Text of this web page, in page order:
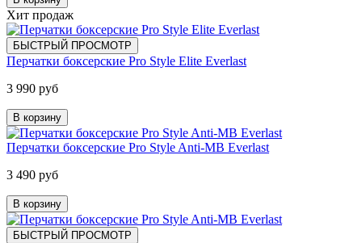
Хит продаж
БЫСТРЫЙ ПРОСМОТР
Перчатки боксерские Pro Style Elite Everlast
3 990 руб
В корзину
Перчатки боксерские Pro Style Anti-MB Everlast
3 490 руб
В корзину
БЫСТРЫЙ ПРОСМОТР